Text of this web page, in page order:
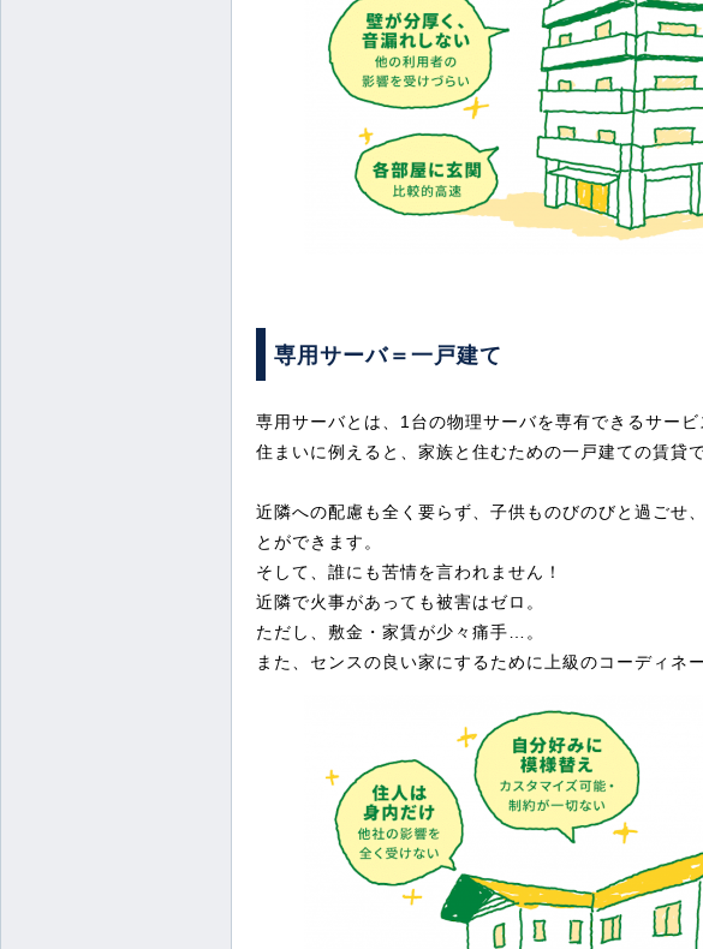
専用サーバ＝一戸建て
専用サーバとは、1台の物理サーバを専有できるサービ
住まいに例えると、家族と住むための一戸建ての賃貸で
近隣への配慮も全く要らず、子供ものびのびと過ごせ
とができます。
そして、誰にも苦情を言われません！
近隣で火事があっても被害はゼロ。
ただし、敷金・家賃が少々痛手…。
また、センスの良い家にするために上級のコーディネ